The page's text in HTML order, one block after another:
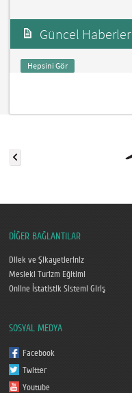
Güncel Haberler
Hepsini Gör
DİĞER BAĞLANTILAR
Dilek ve Şikayetleriniz
Mesleki Turizm Eğitimi
Online İstatistik Sistemi Giriş
SOSYAL MEDYA
Facebook
Twitter
Youtube